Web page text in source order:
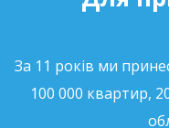
За 11 років ми
100 000 квартир,